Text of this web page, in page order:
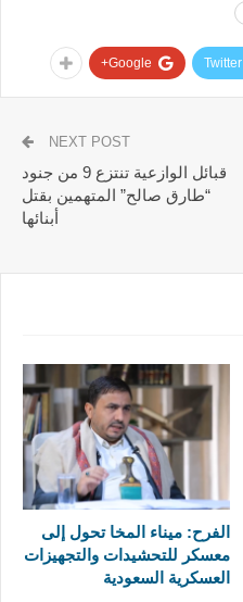
Twitter
Google+
NEXT POST
قبائل الوازعية تنتزع 9 من جنود
“طارق صالح” المتهمين بقتل
أبنائها
الفرح: ميناء المخا تحول إلى
معسكر للتحشيدات والتجهيزات
العسكرية السعودية